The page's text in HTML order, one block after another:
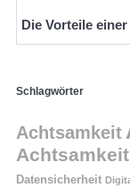
Die Vorteile
Schlagwörter
Achtsamkeit
Datensicherheit